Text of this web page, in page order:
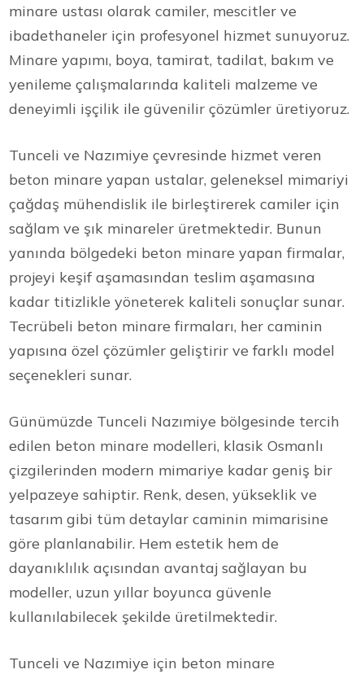
minare ustası olarak camiler, mescitler ve
ibadethaneler için profesyonel hizmet sunuyoruz.
Minare yapımı, boya, tamirat, tadilat, bakım ve
yenileme çalışmalarında kaliteli malzeme ve
deneyimli işçilik ile güvenilir çözümler üretiyoruz.
Tunceli ve Nazımiye çevresinde hizmet veren
beton minare yapan ustalar, geleneksel mimariyi
çağdaş mühendislik ile birleştirerek camiler için
sağlam ve şık minareler üretmektedir. Bunun
yanında bölgedeki beton minare yapan firmalar,
projeyi keşif aşamasından teslim aşamasına
kadar titizlikle yöneterek kaliteli sonuçlar sunar.
Tecrübeli beton minare firmaları, her caminin
yapısına özel çözümler geliştirir ve farklı model
seçenekleri sunar.
Günümüzde Tunceli Nazımiye bölgesinde tercih
edilen beton minare modelleri, klasik Osmanlı
çizgilerinden modern mimariye kadar geniş bir
yelpazeye sahiptir. Renk, desen, yükseklik ve
tasarım gibi tüm detaylar caminin mimarisine
göre planlanabilir. Hem estetik hem de
dayanıklılık açısından avantaj sağlayan bu
modeller, uzun yıllar boyunca güvenle
kullanılabilecek şekilde üretilmektedir.
Tunceli ve Nazımiye için beton minare